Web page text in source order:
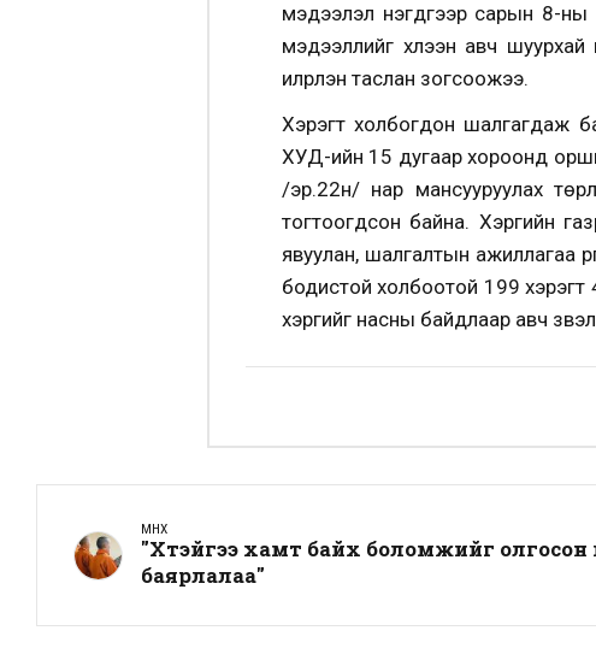
мэдээлэл нэгдүгээр сарын 8-ны
мэдээллийг хүлээн авч
илрүүлэн таслан зогсоожээ.
Хэрэгт холбогдон шалгагдаж
ХУД-ийн 15 дугаар хороонд
/эр.22н/ нар мансууруулах
тогтоогдсон байна. Хэргийн
явуулан, шалгалтын ажиллагаа
бодистой холбоотой 199 хэрэгт
хэргийг насны байдлаар авч
ӨМНӨХ
"Хүүтэйгээ хамт байх боломжийг олгосон
баярлалаа"